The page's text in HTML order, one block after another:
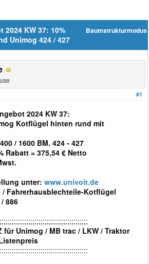
Baumstrukturmodus
KW 37: 10%
Unimog 424 / 427
#1
2024 KW 37:
Kotflügel hinten rund mit
/ 1600 BM. 424 - 427
Rabatt = 375,54 € Netto
unter:www.univoit.de
/ Fahrerhausblechteile-Kotflügel
886
für Unimog / MB trac / LKW / Traktor